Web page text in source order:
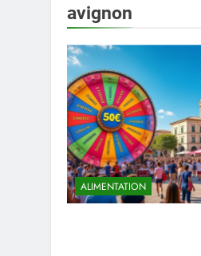
avignon
ALIMENTATION